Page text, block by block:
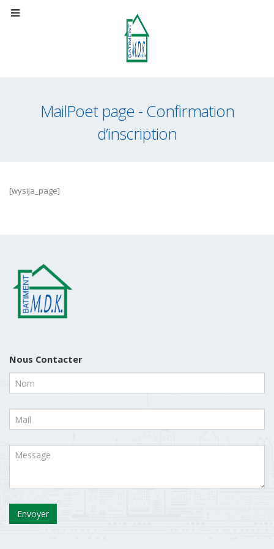
MailPoet page - Confirmation
d’inscription
[wysija_page]
Nous Contacter